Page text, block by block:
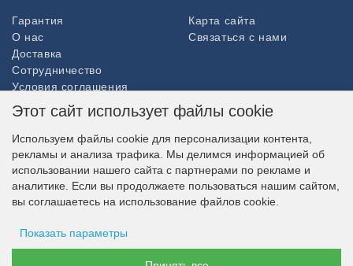
Гарантия
О нас
Доставка
Сотрудничество
Условия соглашения
Возврат товара
Карта сайта
Связаться с нами
Партнёры
НАШ МАГАЗИН В СОЦСЕТЯХ
Этот сайт использует файлы cookie
Используем файлы cookie для персонализации контента,
рекламы и анализа трафика. Мы делимся информацией об
использовании нашего сайта с партнерами по рекламе и
аналитике. Если вы продолжаете пользоваться нашим сайтом,
вы соглашаетесь на использование файлов cookie.
Показать параметры